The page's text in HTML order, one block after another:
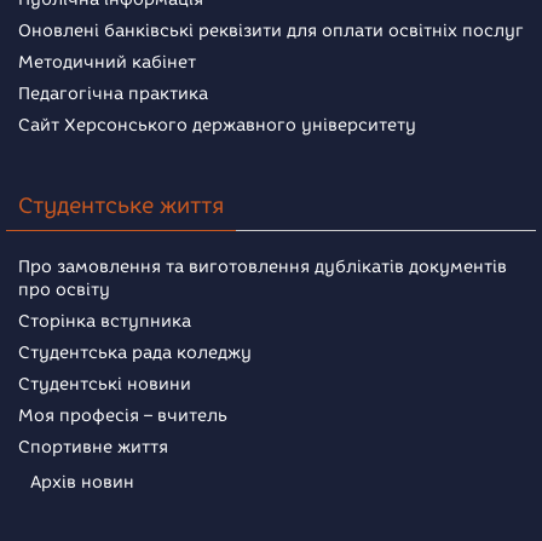
Оновлені банківські реквізити для оплати освітніх послуг
Методичний кабінет
Педагогічна практика
Сайт Херсонського державного університету
Студентське життя
Про замовлення та виготовлення дублікатів документів
про освіту
Сторінка вступника
Студентська рада коледжу
Студентські новини
Моя професія – вчитель
Спортивне життя
Архів новин